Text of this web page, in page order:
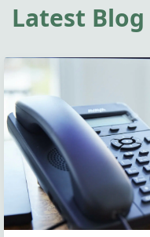
Latest Blog